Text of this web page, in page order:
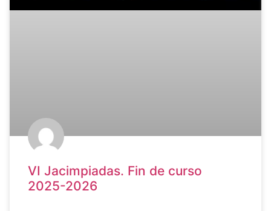
VI Jacimpiadas. Fin de curso
2025-2026